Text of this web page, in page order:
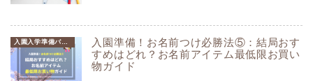
入園入学準備バイブル
入園準備！お名前つけ必勝法⑤：結局おす
すめはどれ？お名前アイテム最低限お買い
物ガイド